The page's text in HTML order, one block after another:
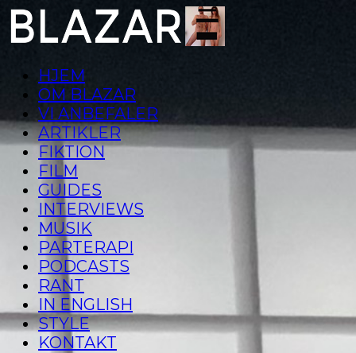
HJEM
OM BLAZAR
VI ANBEFALER
ARTIKLER
FIKTION
FILM
GUIDES
INTERVIEWS
MUSIK
PARTERAPI
PODCASTS
RANT
IN ENGLISH
STYLE
KONTAKT